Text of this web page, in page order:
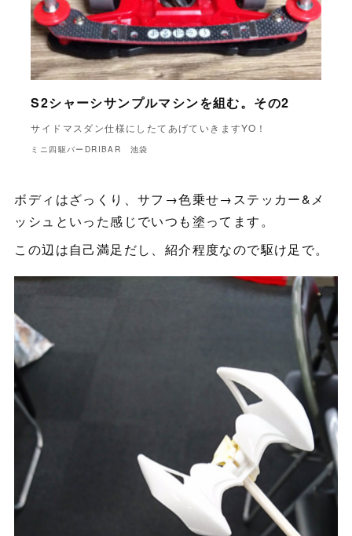
S2シャーシサンプルマシンを組む。その2
サイドマスダン仕様にしたてあげていきますYO！
ミニ四駆バーDRIBAR 池袋
ボディはざっくり、サフ→色乗せ→ステッカー&メ
ッシュといった感じでいつも塗ってます。
この辺は自己満足だし、紹介程度なので駆け足で。